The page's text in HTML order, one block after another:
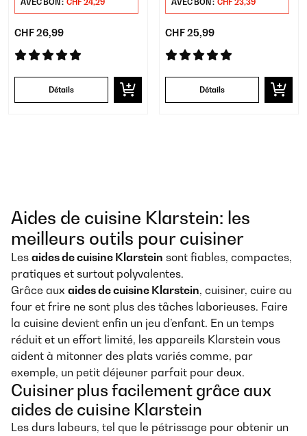
AVEC BON : CHF 24,29
CHF 26,99
Détails
AVEC BON : CHF 23,39
CHF 25,99
Détails
Aides de cuisine Klarstein: les
meilleurs outils pour cuisiner
Les aides de cuisine Klarstein sont fiables, compactes,
pratiques et surtout polyvalentes.
Grâce aux aides de cuisine Klarstein, cuisiner, cuire au
four et frire ne sont plus des tâches laborieuses. Faire
la cuisine devient enfin un jeu d’enfant. En un temps
réduit et un effort limité, les appareils Klarstein vous
aident à mitonner des plats variés comme, par
exemple, un petit déjeuner parfait pour deux.
Cuisiner plus facilement grâce aux
aides de cuisine Klarstein
Les durs labeurs, tel que le pétrissage pour obtenir un